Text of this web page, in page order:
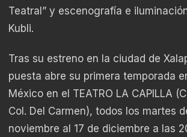
Teatral” y escenografía e
Kubli.
Tras su estreno en la ciudad de
puesta abre su primera temporada
México en el TEATRO LA CAPILLA
Col. Del Carmen), todos los martes
noviembre al 17 de diciembre a las